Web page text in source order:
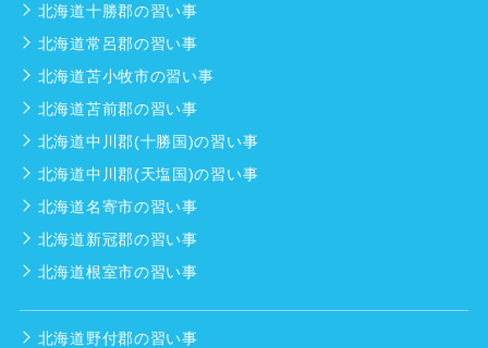
北海道十勝郡の習い事
北海道常呂郡の習い事
北海道苫小牧市の習い事
北海道苫前郡の習い事
北海道中川郡(十勝国)の習い事
北海道中川郡(天塩国)の習い事
北海道名寄市の習い事
北海道新冠郡の習い事
北海道根室市の習い事
北海道野付郡の習い事